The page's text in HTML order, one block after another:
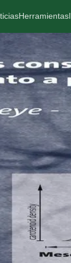
Herramientas